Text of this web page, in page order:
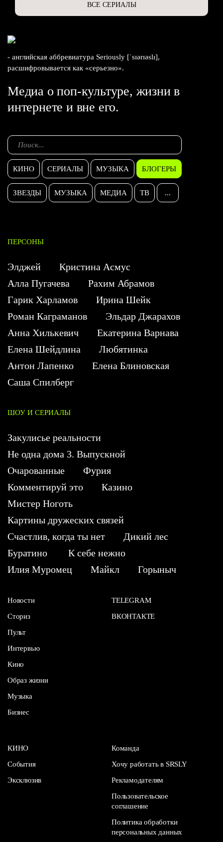
ВСЕ СЕРИАЛЫ
- английская аббревиатура Seriously [ˈsɪərɪəslɪ],
расшифровывается как «серьезно».
Медиа о поп-культуре, жизни в
интернете и вне его.
КИНО СЕРИАЛЫ МУЗЫКА БЛОГЕРЫ
ЗВЕЗДЫ МУЗЫКА МЕДИА ТВ ...
ПЕРСОНЫ
Элджей
Кристина Асмус
Алла Пугачева
Рахим Абрамов
Гарик Харламов
Ирина Шейк
Роман Каграманов
Эльдар Джарахов
Анна Хилькевич
Екатерина Варнава
Елена Шейдлина
Любятинка
Антон Лапенко
Елена Блиновская
Саша Спилберг
ШОУ И СЕРИАЛЫ
Закулисье реальности
Не одна дома 3. Выпускной
Очарованные
Фурия
Комментируй это
Казино
Мистер Ноготь
Картины дружеских связей
Счастлив, когда ты нет
Дикий лес
Буратино
К себе нежно
Илия Муромец
Майкл Горыныч
Новости
Сториз
Пульт
Интервью
Кино
Образ жизни
Музыка
Бизнес
TELEGRAM
ВКОНТАКТЕ
КИНО
События
Эксклюзив
Команда
Хочу работать в SRSLY
Рекламодателям
Пользовательское
соглашение
Политика обработки
персональных данных